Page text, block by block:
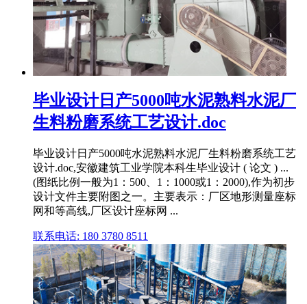
毕业设计日产5000吨水泥熟料水泥厂
生料粉磨系统工艺设计.doc
毕业设计日产5000吨水泥熟料水泥厂生料粉磨系统工艺
设计.doc,安徽建筑工业学院本科生毕业设计 ( 论文 ) ...
(图纸比例一般为1：500、1：1000或1：2000),作为初步
设计文件主要附图之一。主要表示：厂区地形测量座标
网和等高线,厂区设计座标网 ...
联系电话: 180 3780 8511